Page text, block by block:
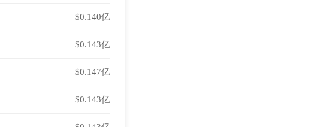
$0.140亿
$0.143亿
$0.147亿
$0.143亿